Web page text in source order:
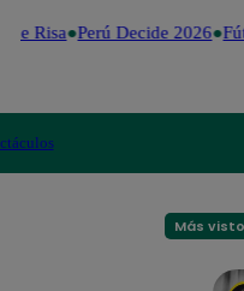
de Risa Perú Decide 2026
Más